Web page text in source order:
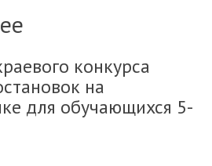
конкурса
на
для обучающихся 5-